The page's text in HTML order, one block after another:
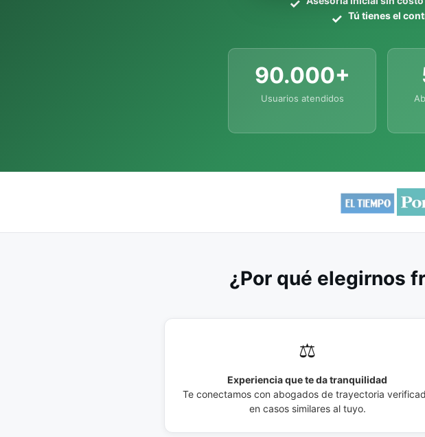
Tú tienes el
90.000+
Usuarios atendidos
¿Por qué elegirnos
⚖️
Experiencia que te da tranquilidad
Te conectamos con abogados de trayectoria
en casos similares al tuyo.